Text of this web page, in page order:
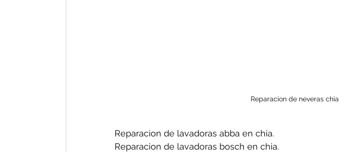
Reparacion de neveras chia
Reparacion de lavadoras abba en chia.
Reparacion de lavadoras bosch en chia.